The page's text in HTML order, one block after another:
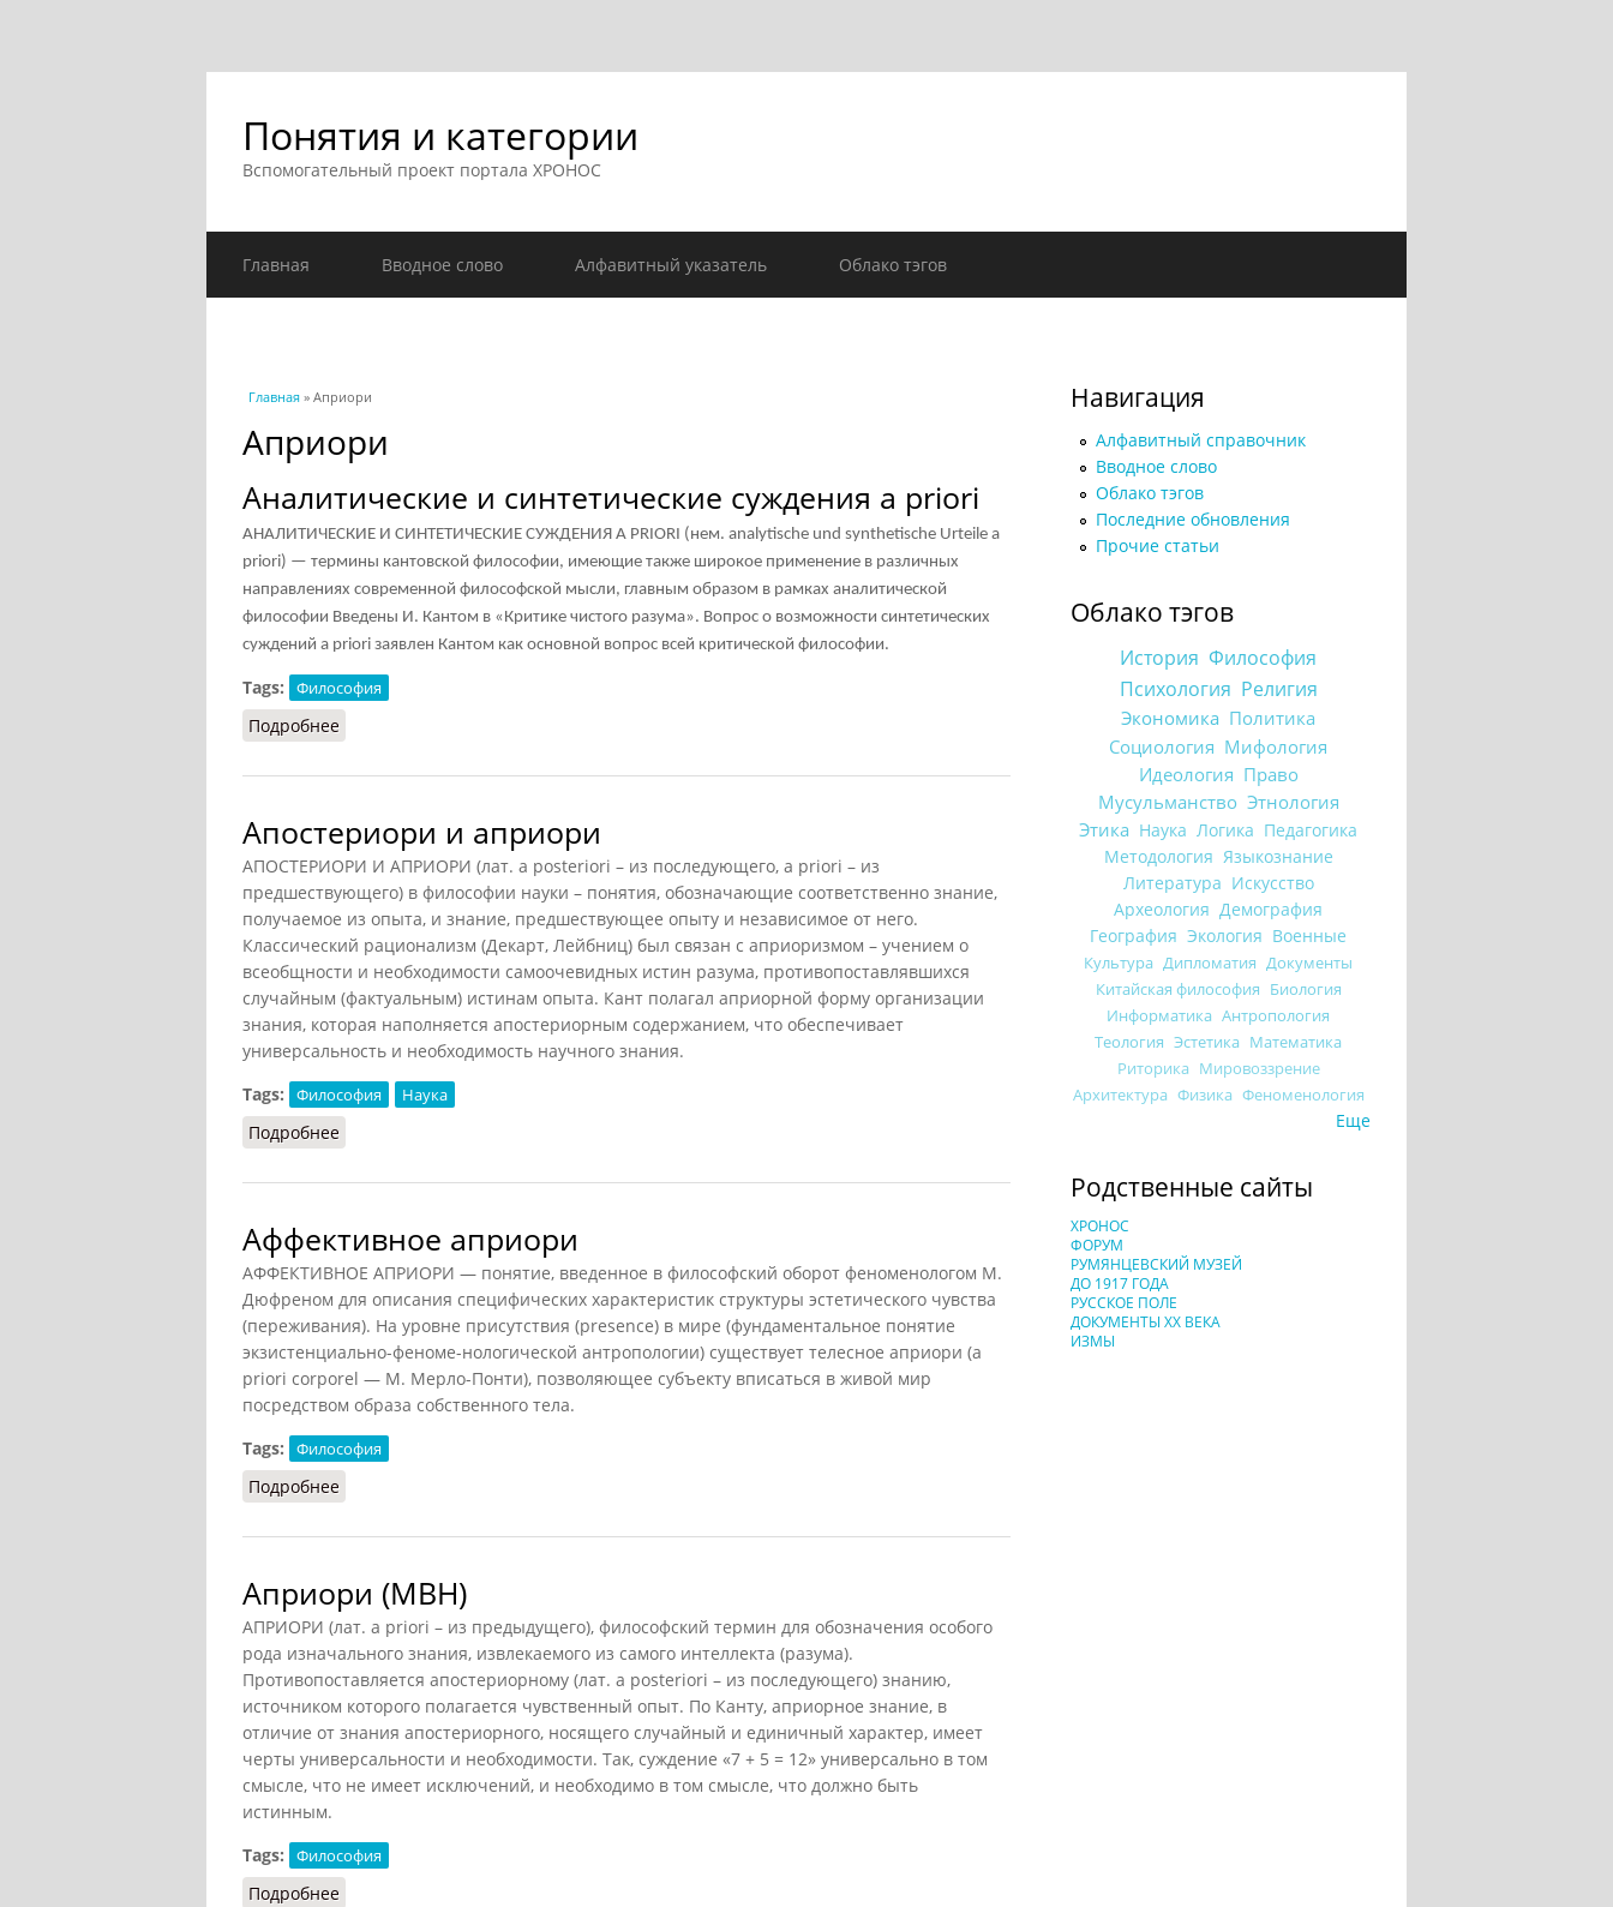
Понятия и категории
Вспомогательный проект портала ХРОНОС
Главная Вводное слово Алфавитный указатель Облако тэгов
Вы здесь
Главная » Априори
Априори
Аналитические и синтетические суждения a priori
АНАЛИТИЧЕСКИЕ И СИНТЕТИЧЕСКИЕ СУЖДЕНИЯ A PRIORI (нем. analytische und synthetische Urteile a
priori) — термины кантовской философии, имеющие также широкое применение в различных
направлениях современной философской мысли, главным образом в рамках аналитической
философии Введены И. Кантом в «Критике чистого разума». Вопрос о возможности синтетических
суждений a priori заявлен Кантом как основной вопрос всей критической философии.
Tags: Философия
Подробнее
Апостериори и априори
АПОСТЕРИОРИ И АПРИОРИ (лат. a posteriori – из последующего, a priori – из
предшествующего) в философии науки – понятия, обозначающие соответственно знание,
получаемое из опыта, и знание, предшествующее опыту и независимое от него.
Классический рационализм (Декарт, Лейбниц) был связан с априоризмом – учением о
всеобщности и необходимости самоочевидных истин разума, противопоставлявшихся
случайным (фактуальным) истинам опыта. Кант полагал априорной форму организации
знания, которая наполняется апостериорным содержанием, что обеспечивает
универсальность и необходимость научного знания.
Tags:
Философия Наука
Подробнее
Аффективное априори
АФФЕКТИВНОЕ АПРИОРИ — понятие, введенное в философский оборот феноменологом М.
Дюфреном для описания специфических характеристик структуры эстетического чувства
(переживания). На уровне присутствия (presence) в мире (фундаментальное понятие
экзистенциально-феноме-нологической антропологии) существует телесное априори (a
priori corporel — М. Мерло-Понти), позволяющее субъекту вписаться в живой мир
посредством образа собственного тела.
Tags:
Философия
Подробнее
Априори (МВН)
АПРИОРИ (лат. a priori – из предыдущего), философский термин для обозначения особого
рода изначального знания, извлекаемого из самого интеллекта (разума).
Противопоставляется апостериорному (лат. a posteriori – из последующего) знанию,
источником которого полагается чувственный опыт. По Канту, априорное знание, в
отличие от знания апостериорного, носящего случайный и единичный характер, имеет
черты универсальности и необходимости. Так, суждение «7 + 5 = 12» универсально в том
смысле, что не имеет исключений, и необходимо в том смысле, что должно быть
истинным.
Tags:
Философия
Подробнее
Навигация
Алфавитный справочник
Вводное слово
Облако тэгов
Последние обновления
Прочие статьи
Облако тэгов
История Философия
Психология Религия
Экономика Политика
Социология Мифология
Идеология Право
Мусульманство Этнология
Этика Наука Логика Педагогика
Методология Языкознание
Литература Искусство
Археология Демография
География Экология Военные
Культура Дипломатия Документы
Китайская философия Биология
Информатика Антропология
Теология Эстетика Математика
Риторика Мировоззрение
Архитектура Физика Феноменология
Еще
Родственные сайты
ХРОНОС
ФОРУМ
РУМЯНЦЕВСКИЙ МУЗЕЙ
ДО 1917 ГОДА
РУССКОЕ ПОЛЕ
ДОКУМЕНТЫ XX ВЕКА
ИЗМЫ